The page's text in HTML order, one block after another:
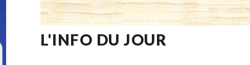
L'INFO DU JOUR